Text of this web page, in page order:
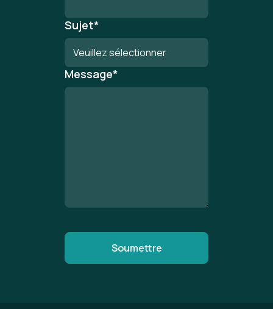
Sujet*
Message*